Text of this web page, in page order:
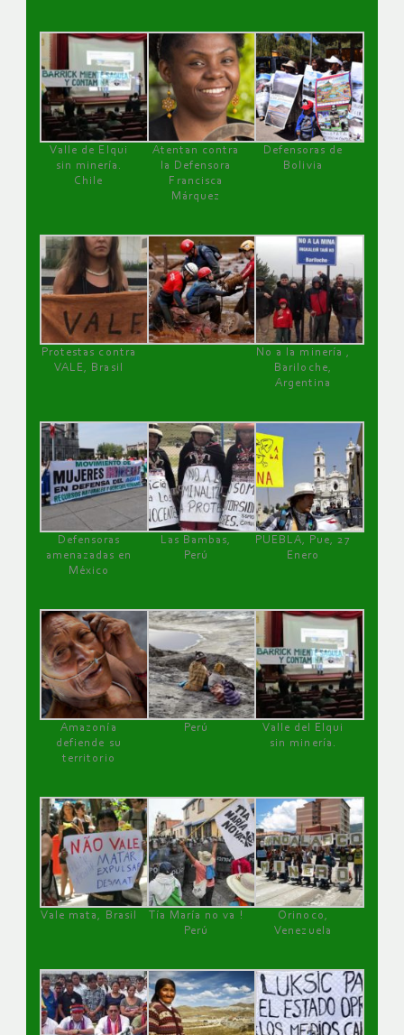
Valle de Elqui
sin minería.
Chile
Atentan contra
la Defensora
Francisca
Márquez
Defensoras de
Bolivia
Protestas contra
VALE, Brasil
No a la minería ,
Bariloche,
Argentina
Defensoras
amenazadas en
México
Las Bambas,
Perú
PUEBLA, Pue, 27
Enero
Amazonía
defiende su
territorio
Perú
Valle del Elqui
sin minería.
Vale mata, Brasil
Tía María no va !
Perú
Orinoco,
Venezuela